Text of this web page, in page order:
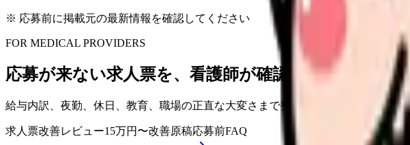
※ 応募前に掲載元の最新情報を確認してください
FOR MEDICAL PROVIDERS
応募が来ない求人票を、看護師が確認したい内容に直
給与内訳、夜勤、休日、教育、職場の正直な大変さまで整理し、応募前の不安を
求人票改善レビュー15万円〜改善原稿応募前FAQ